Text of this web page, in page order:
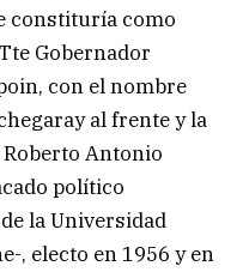
constituría como
Gobernador
con el nombre
al frente y la
Antonio
político
la Universidad
, electo en 1956 y en